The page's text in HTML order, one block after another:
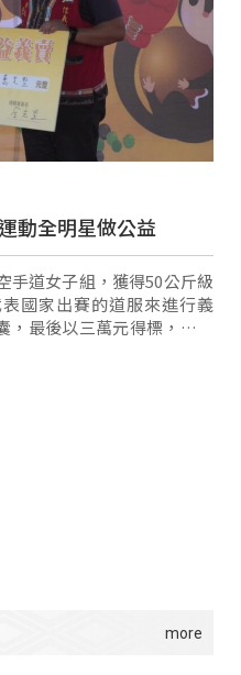
動全明星做公益
手道女子組，獲得50公斤級
國家出賽的道服來進行義
最後以三萬元得標，買下